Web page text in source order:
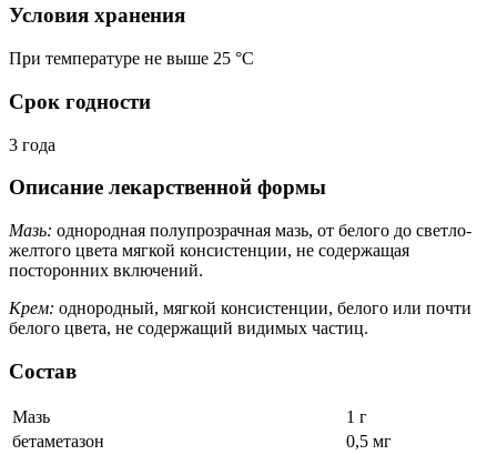
Условия хранения
При температуре не выше 25 °C
Срок годности
3 года
Описание лекарственной формы
Мазь: однородная полупрозрачная мазь, от белого до светло-
желтого цвета мягкой консистенции, не содержащая
посторонних включений.
Крем: однородный, мягкой консистенции, белого или почти
белого цвета, не содержащий видимых частиц.
Состав
Мазь
1 г
бетаметазон
0,5 мг